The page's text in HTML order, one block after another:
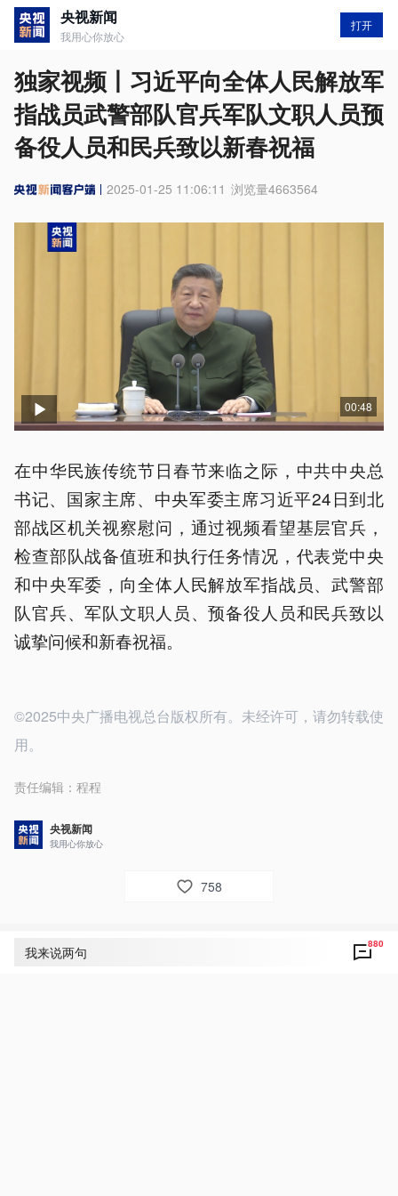
央视新闻
我用心你放心
打开
独家视频丨习近平向全体人民解放军
指战员武警部队官兵军队文职人员预
备役人员和民兵致以新春祝福
2025-01-25 11:06:11 浏览量4663564
00:48
在中华民族传统节日春节来临之际，中共中央总
书记、国家主席、中央军委主席习近平24日到北
部战区机关视察慰问，通过视频看望基层官兵，
检查部队战备值班和执行任务情况，代表党中央
和中央军委，向全体人民解放军指战员、武警部
队官兵、军队文职人员、预备役人员和民兵致以
诚挚问候和新春祝福。
©2025中央广播电视总台版权所有。未经许可，请勿转载使
用。
责任编辑： 程程
央视新闻
我用心你放心
758
评论880
我来说两句 880